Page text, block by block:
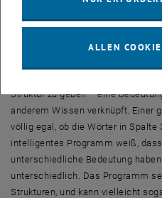
Wissen richtig verknüpfen
Struktur zu geben – eine
anderem Wissen verknüpft. Einer
völlig egal, ob die Wörter in Spalte
intelligentes Programm weiß,
unterschiedliche Bedeutung
unterschiedlich. Das Programm
Strukturen, und kann vielleicht
ALLEN